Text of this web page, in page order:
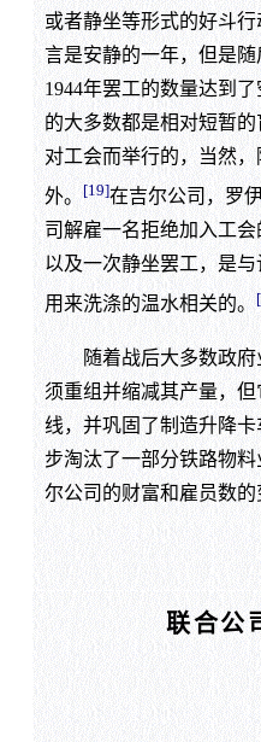
或者静坐等形式的好斗
言是安静的一年，但是随
1944年罢工的数量达到
的大多数都是相对短暂
对工会而举行的，当然
外。
[19]在吉尔公司，罗
司解雇一名拒绝加入工会
以及一次静坐罢工，是
用来洗涤的温水相关的。
随着战后大多数政府
须重组并缩减其产量，
线，并巩固了制造升降
步淘汰了一部分铁路物
尔公司的财富和雇员数的
联合公